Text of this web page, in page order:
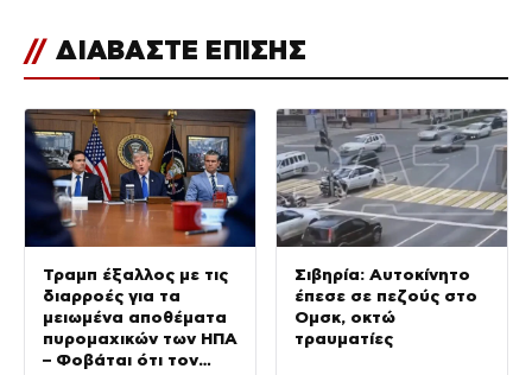
// ΔΙΑΒΑΣΤΕ ΕΠΙΣΗΣ
Τραμπ έξαλλος με τις
διαρροές για τα
μειωμένα αποθέματα
πυρομαχικών των ΗΠΑ
– Φοβάται ότι τον
Σιβηρία: Αυτοκίνητο
έπεσε σε πεζούς στο
Ομσκ, οκτώ
τραυματίες